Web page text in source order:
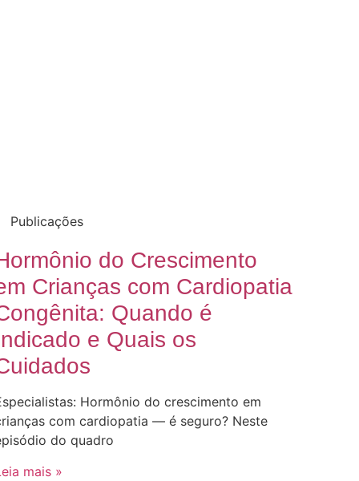
Publicações
do Crescimento
Crianças com Cardiopatia
Quando é
e Quais os
Hormônio do crescimento em
com cardiopatia — é seguro? Neste
do quadro
mais »